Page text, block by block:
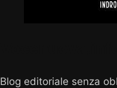
Blog editoriale senza